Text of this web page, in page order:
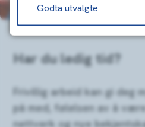
Har du ledig tid?
Frivillig arbeid kan gi deg
på med, følelsen av å
nettverk og nye
Godta utvalgte